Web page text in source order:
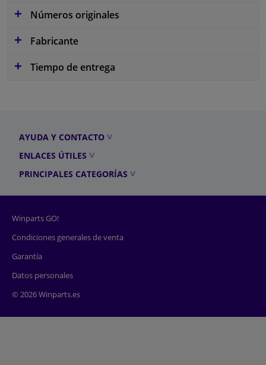
Números originales
Fabricante
Tiempo de entrega
AYUDA Y CONTACTO
ENLACES ÚTILES
PRINCIPALES CATEGORÍAS
Winparts GO!
Condiciones generales de venta
Garantía
Datos personales
© 2026 Winparts.es